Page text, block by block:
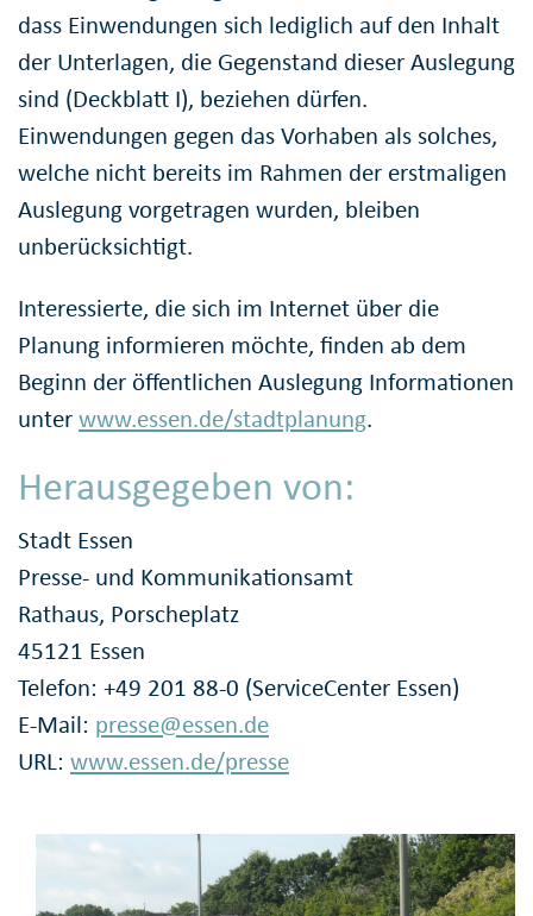
dass Einwendungen sich lediglich auf den Inhalt
der Unterlagen, die Gegenstand dieser Auslegung
sind (Deckblatt I), beziehen dürfen.
Einwendungen gegen das Vorhaben als solches,
welche nicht bereits im Rahmen der erstmaligen
Auslegung vorgetragen wurden, bleiben
unberücksichtigt.
Interessierte, die sich im Internet über die
Planung informieren möchte, finden ab dem
Beginn der öffentlichen Auslegung Informationen
unterwww.essen.de/stadtplanung.
Herausgegeben von:
Stadt Essen
Presse- und Kommunikationsamt
Rathaus, Porscheplatz
45121 Essen
Telefon: +49 201 88-0 (ServiceCenter Essen)
E-Mail: presse@essen.de
URL: www.essen.de/presse